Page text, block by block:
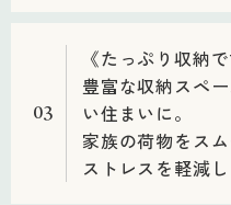
03
《たっぷり収納
豊富な収納スペ
い住まいに。
家族の荷物をス
ストレスを軽減し